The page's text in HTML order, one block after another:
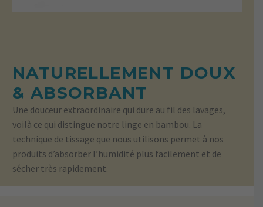
NATURELLEMENT DOUX
& ABSORBANT
Une douceur extraordinaire qui dure au fil des lavages,
voilà ce qui distingue notre linge en bambou. La
technique de tissage que nous utilisons permet à nos
produits d’absorber l’humidité plus facilement et de
sécher très rapidement.